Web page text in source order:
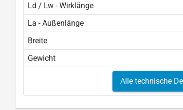
Ld / Lw - Wirklänge
La - Außenlänge
Breite
Gewicht
Alle technische